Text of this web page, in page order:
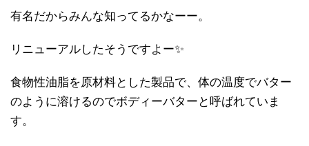
有名だからみんな知ってるかなーー。
リニューアルしたそうですよー✨
食物性油脂を原材料とした製品で、体の温度でバター
のように溶けるのでボディーバターと呼ばれていま
す。